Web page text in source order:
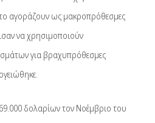
αγοράζουν ως μακροπρόθεσμες
να χρησιμοποιούν
για βραχυπρόθεσμες
δολαρίων τον Νοέμβριο του